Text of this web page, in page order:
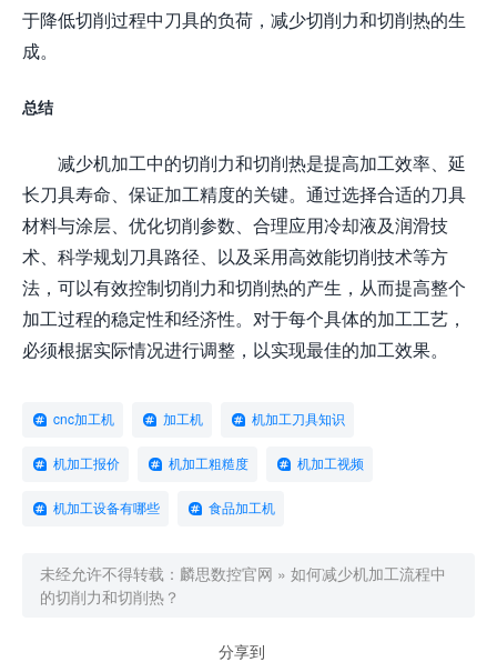
于降低切削过程中刀具的负荷，减少切削力和切削热的生
成。
总结
减少机加工中的切削力和切削热是提高加工效率、延
长刀具寿命、保证加工精度的关键。通过选择合适的刀具
材料与涂层、优化切削参数、合理应用冷却液及润滑技
术、科学规划刀具路径、以及采用高效能切削技术等方
法，可以有效控制切削力和切削热的产生，从而提高整个
加工过程的稳定性和经济性。对于每个具体的加工工艺，
必须根据实际情况进行调整，以实现最佳的加工效果。
cnc加工机 加工机 机加工刀具知识
机加工报价 机加工粗糙度 机加工视频
机加工设备有哪些 食品加工机
未经允许不得转载： 麟思数控官网 » 如何减少机加工流程中
的切削力和切削热？
分享到